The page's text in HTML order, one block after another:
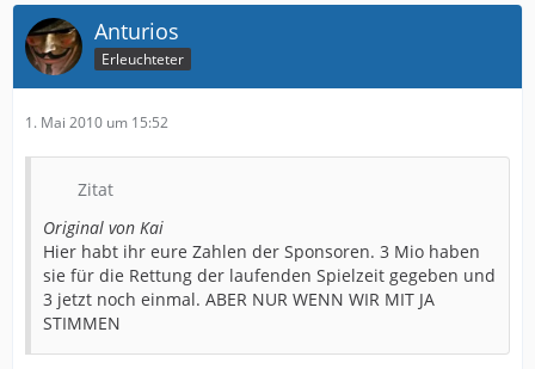
Anturios
Erleuchteter
1. Mai 2010 um 15:52
Zitat
Original von Kai
Hier habt ihr eure Zahlen der Sponsoren. 3 Mio haben
sie für die Rettung der laufenden Spielzeit gegeben und
3 jetzt noch einmal. ABER NUR WENN WIR MIT JA
STIMMEN